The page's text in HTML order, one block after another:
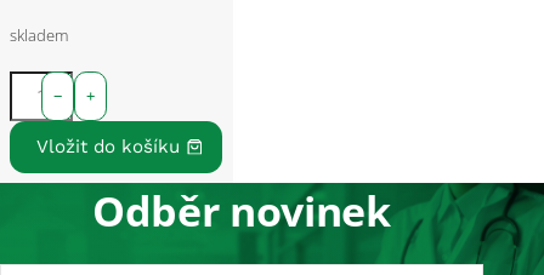
skladem
+
−
Odběr novinek